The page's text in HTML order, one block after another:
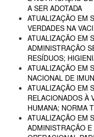
A SER ADOTADA
ATUALIZAÇÃO EM
VERDADES NA
ATUALIZAÇÃO EM
ADMINISTRAÇÃO
RESÍDUOS;
ATUALIZAÇÃO EM
NACIONAL DE
ATUALIZAÇÃO EM
RELACIONADOS À
HUMANA; NORMA
ATUALIZAÇÃO EM
ADMINISTRAÇÃO